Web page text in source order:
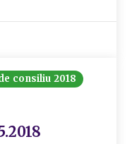
consiliu 2018